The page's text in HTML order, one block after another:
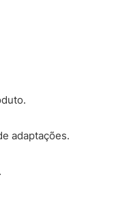
adaptações.